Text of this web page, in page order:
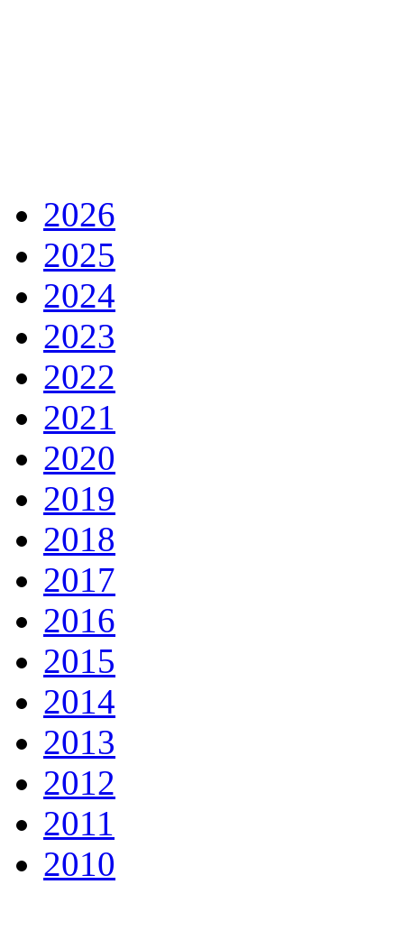
2026
2025
2024
2023
2022
2021
2020
2019
2018
2017
2016
2015
2014
2013
2012
2011
2010